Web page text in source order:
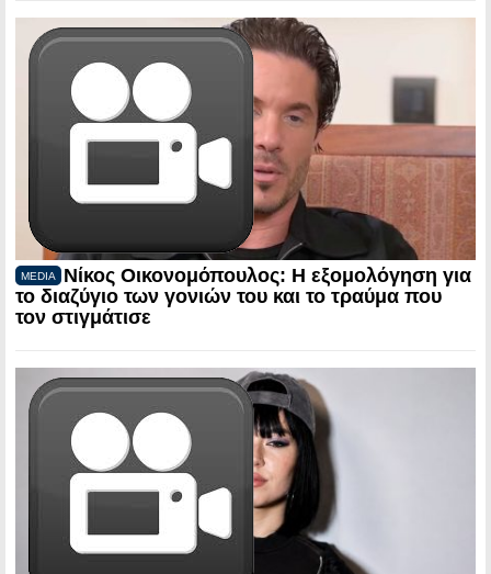
MEDIA
Νίκος Οικονομόπουλος: Η εξομολόγηση για
το διαζύγιο των γονιών του και το τραύμα που
τον στιγμάτισε